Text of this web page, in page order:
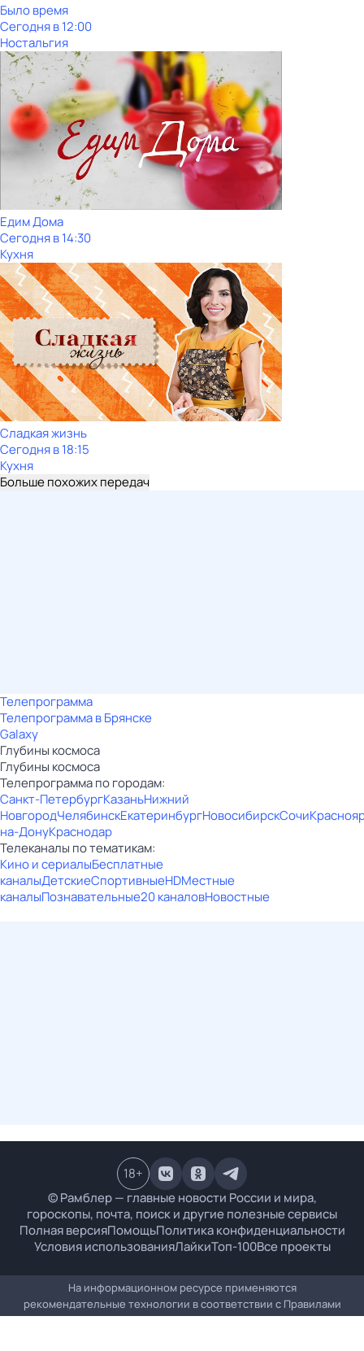
Было время
Сегодня в 12:00
Ностальгия
Едим Дома
Сегодня в 14:30
Кухня
Сладкая жизнь
Сегодня в 18:15
Кухня
Больше похожих передач
Телепрограмма
Телепрограмма в Брянске
Galaxy
Глубины космоса
Глубины космоса
Телепрограмма по городам:
Санкт-ПетербургКазаньНижний
НовгородЧелябинскЕкатеринбургНовосибирскСочи
на-ДонуКраснодар
Телеканалы по тематикам:
Кино и сериалыБесплатные
каналыДетскиеСпортивныеHDМестные
каналыПознавательные20 каналовНовостные
© Рамблер — главные новости России и мира,
гороскопы, почта, поиск и другие полезные сервисы
Полная версияПомощьПолитика конфиденциальности
Условия использованияЛайкиТоп-100Все проекты
18+
На информационном ресурсе применяются
рекомендательные технологии в соответствии с Правилами